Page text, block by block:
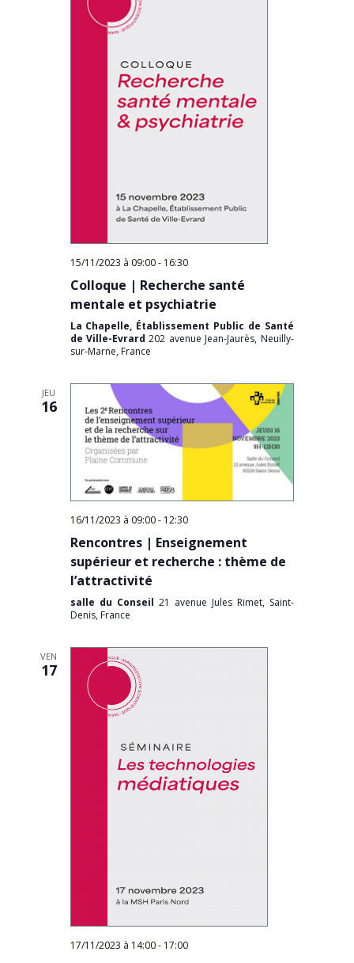
15/11/2023 à 09:00- 16:30
Colloque | Recherche santé
mentale et psychiatrie
La Chapelle, Établissement Public de Santé
de Ville-Evrard202 avenue Jean-Jaurès, Neuilly-
sur-Marne, France
JEU
16
16/11/2023 à 09:00- 12:30
Rencontres | Enseignement
supérieur et recherche : thème de
l’attractivité
salle du Conseil 21 avenue Jules Rimet, Saint-
Denis, France
VEN
17
17/11/2023 à 14:00- 17:00